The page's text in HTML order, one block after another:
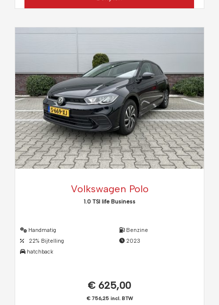
Volkswagen Polo
1.0 TSI life Business
Handmatig
22% Bijtelling
hatchback
Benzine
2023
€ 625,00
€ 756,25 incl. BTW